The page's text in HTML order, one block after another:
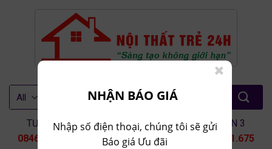
TƯ VẤN 1
0846.80.9999
TƯ VẤN 2
0935.435.286
TƯ VẤN 3
0964.651.675
NHẬN BÁO GIÁ
Nhập số điện thoại, chúng tôi sẽ gửi
Báo giá Ưu đãi